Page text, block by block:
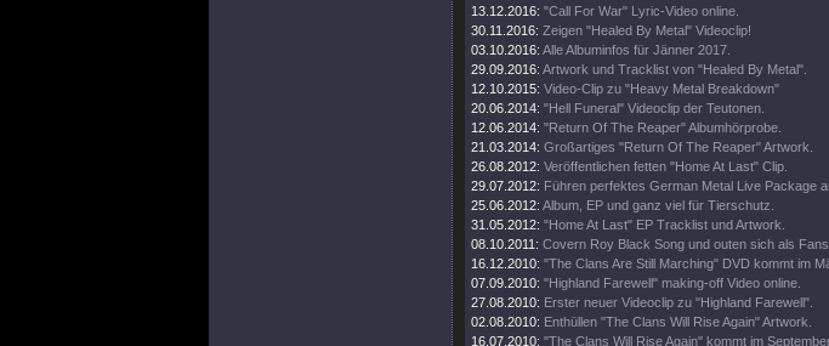
13.12.2016: "Call For War" Lyric-Video online.
30.11.2016: Zeigen "Healed By Metal" Videoclip!
03.10.2016: Alle Albuminfos für Jänner 2017.
29.09.2016: Artwork und Tracklist von "Healed By Metal".
12.10.2015: Video-Clip zu "Heavy Metal Breakdown"
20.06.2014: "Hell Funeral" Videoclip der Teutonen.
12.06.2014: "Return Of The Reaper" Albumhörprobe.
21.03.2014: Großartiges "Return Of The Reaper" Artwork.
26.08.2012: Veröffentlichen fetten "Home At Last" Clip.
29.07.2012: Führen perfektes German Metal Live Package
25.06.2012: Album, EP und ganz viel für Tierschutz.
31.05.2012: "Home At Last" EP Tracklist und Artwork.
08.10.2011: Covern Roy Black Song und outen sich als
16.12.2010: "The Clans Are Still Marching" DVD kommt im
07.09.2010: "Highland Farewell" making-off Video online.
27.08.2010: Erster neuer Videoclip zu "Highland Farewell".
02.08.2010: Enthüllen "The Clans Will Rise Again" Artwork.
16.07.2010: "The Clans Will Rise Again" kommt im